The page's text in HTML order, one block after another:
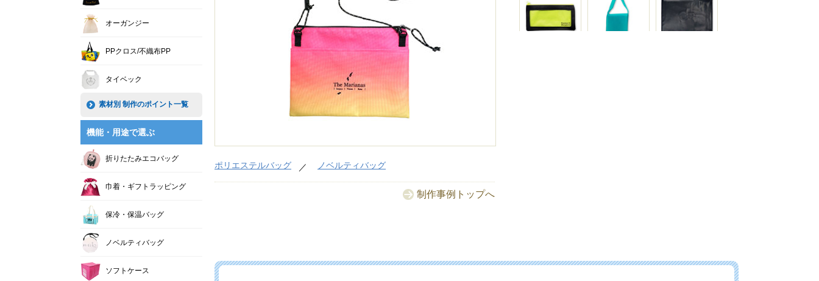
ポリエステルバッグ ノベルティバッグ
制作事例トップへ
オーガンジー
PPクロス/不織布PP
タイベック
素材別 制作のポイント一覧
機能・用途で選ぶ
折りたたみエコバッグ
巾着・ギフトラッピング
保冷・保温バッグ
ノベルティバッグ
ソフトケース